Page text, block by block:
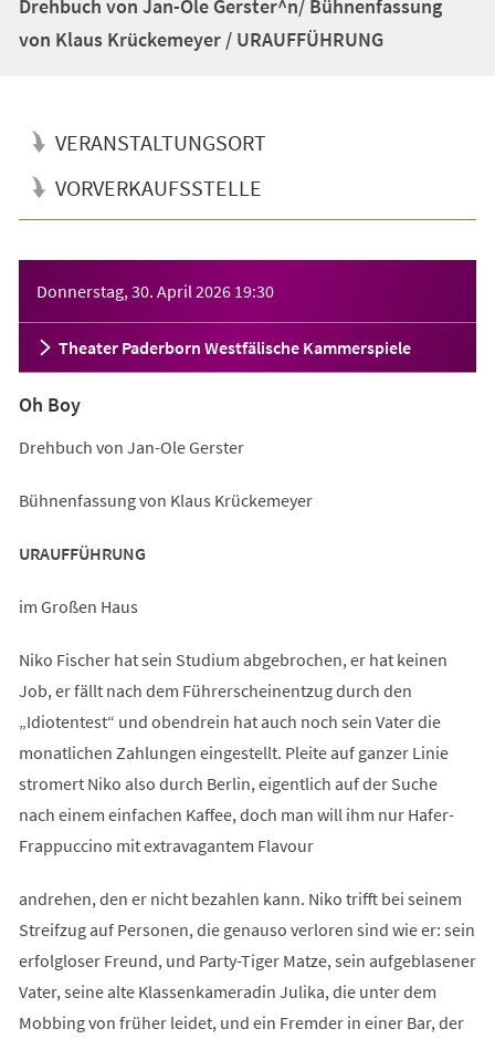
Drehbuch von Jan-Ole Gerster^n/ Bühnenfassung
von Klaus Krückemeyer / URAUFFÜHRUNG
VERANSTALTUNGSORT
VORVERKAUFSSTELLE
Donnerstag, 30. April 2026 19:30
Theater Paderborn Westfälische Kammerspiele
Oh Boy
Drehbuch von Jan-Ole Gerster
Bühnenfassung von Klaus Krückemeyer
URAUFFÜHRUNG
im Großen Haus
Niko Fischer hat sein Studium abgebrochen, er hat keinen
Job, er fällt nach dem Führerscheinentzug durch den
„Idiotentest“ und obendrein hat auch noch sein Vater die
monatlichen Zahlungen eingestellt. Pleite auf ganzer Linie
stromert Niko also durch Berlin, eigentlich auf der Suche
nach einem einfachen Kaffee, doch man will ihm nur Hafer-
Frappuccino mit extravagantem Flavour
andrehen, den er nicht bezahlen kann. Niko trifft bei seinem
Streifzug auf Personen, die genauso verloren sind wie er: sein
erfolgloser Freund, und Party-Tiger Matze, sein aufgeblasener
Vater, seine alte Klassenkameradin Julika, die unter dem
Mobbing von früher leidet, und ein Fremder in einer Bar, der